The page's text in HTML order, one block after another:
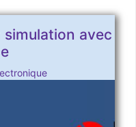
simulation avec